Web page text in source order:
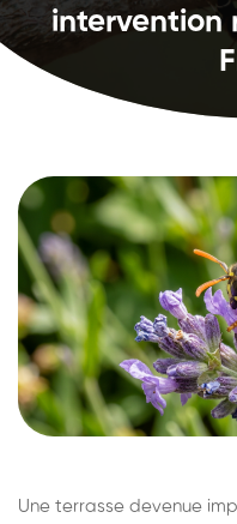
intervention
Une terrasse devenue